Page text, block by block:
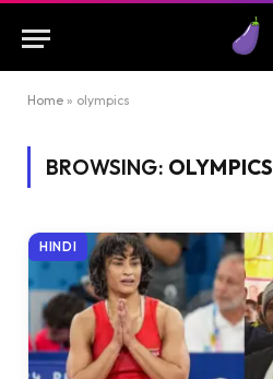
Home » olympics
BROWSING: OLYMPICS
HINDI